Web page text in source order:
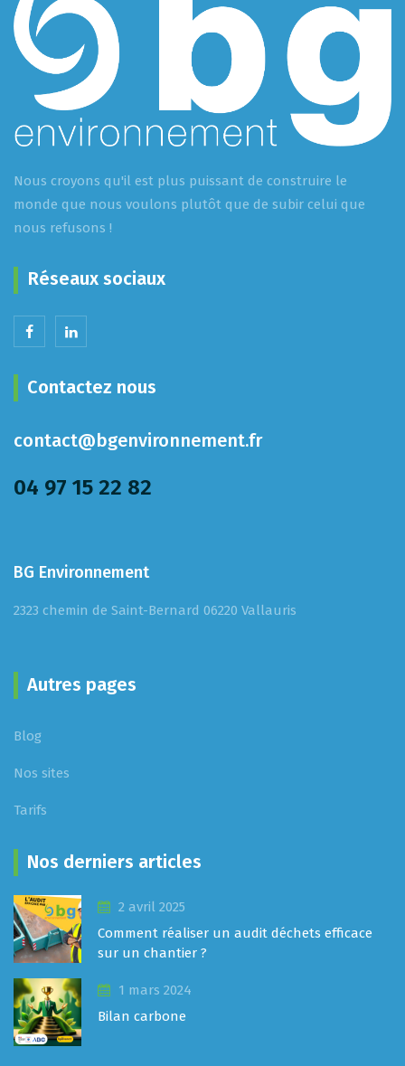
Nous croyons qu'il est plus puissant de construire le
monde que nous voulons plutôt que de subir celui que
nous refusons !
Réseaux sociaux
Contactez nous
contact@bgenvironnement.fr
04 97 15 22 82
BG Environnement
2323 chemin de Saint-Bernard 06220 Vallauris
Autres pages
Blog
Nos sites
Tarifs
Nos derniers articles
2 avril 2025
Comment réaliser un audit déchets efficace
sur un chantier ?
1 mars 2024
Bilan carbone